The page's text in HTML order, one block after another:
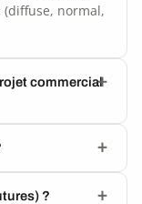
(diffuse, normal,
commercial
?